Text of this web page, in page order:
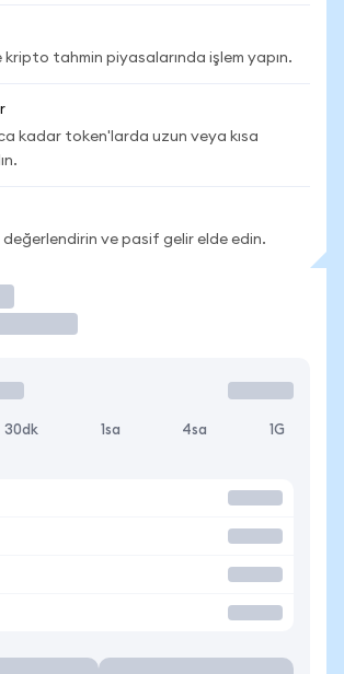
kripto tahmin piyasalarında işlem yapın.
kadar token'larda uzun veya kısa
ve pasif gelir elde edin.
30dk 1sa 4sa 1G